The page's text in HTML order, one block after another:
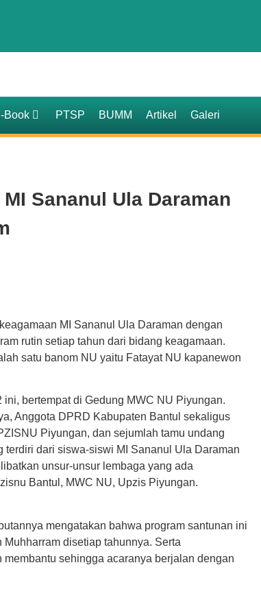
Book PTSP BUMM Artikel Galeri
Sananul Ula Daraman
MI Sananul Ula Daraman dengan
rutin setiap tahun dari bidang keagamaan.
satu banom NU yaitu Fatayat NU kapanewon
bertempat di Gedung MWC NU Piyungan.
Anggota DPRD Kabupaten Bantul sekaligus
Piyungan, dan sejumlah tamu undang
dari siswa-siswi MI Sananul Ula Daraman
unsur-unsur lembaga yang ada
Bantul, MWC NU, Upzis Piyungan.
mengatakan bahwa program santunan ini
disetiap tahunnya. Serta
sehingga acaranya berjalan dengan